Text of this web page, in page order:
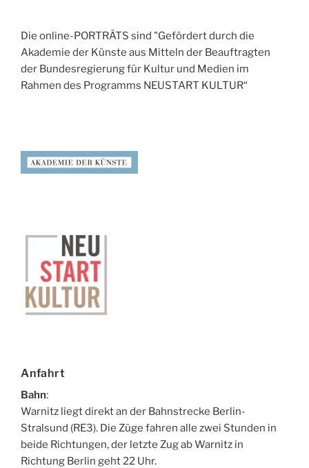
Die online-PORTRÄTS sind "Gefördert durch die
Akademie der Künste aus Mitteln der Beauftragten
der Bundesregierung für Kultur und Medien im
Rahmen des Programms NEUSTART KULTUR“
Anfahrt
Bahn:
Warnitz liegt direkt an der Bahnstrecke Berlin-
Stralsund (RE3). Die Züge fahren alle zwei Stunden in
beide Richtungen, der letzte Zug ab Warnitz in
Richtung Berlin geht 22 Uhr.